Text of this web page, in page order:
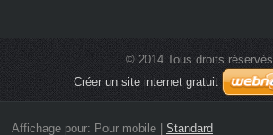
© 2014 Tous droits réservés.
Créer un site internet gratuit
Affichage pour: Pour mobile| Standard